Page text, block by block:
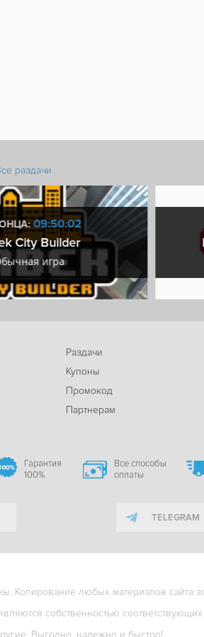
раздачи
09:50:01
City Builder
игра
Раздачи
Купоны
Промокод
Партнерам
Гарантия
100%
Все способы
оплаты
TELEGRAM
Копирование любых материалов сайта
собственностью
Выгодно, надежно и быстро!